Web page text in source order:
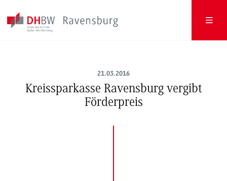
21.03.2016
Kreissparkasse Ravensburg vergibt
Förderpreis